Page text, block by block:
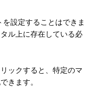
設定することはできま
ル上に存在している必
ックすると、特定のマ
きます。